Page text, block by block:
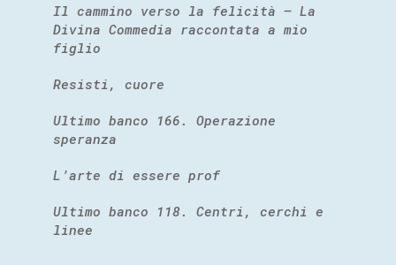
Il cammino verso la felicità – La
Divina Commedia raccontata a mio
figlio
Resisti, cuore
Ultimo banco 166. Operazione
speranza
L’arte di essere prof
Ultimo banco 118. Centri, cerchi e
linee